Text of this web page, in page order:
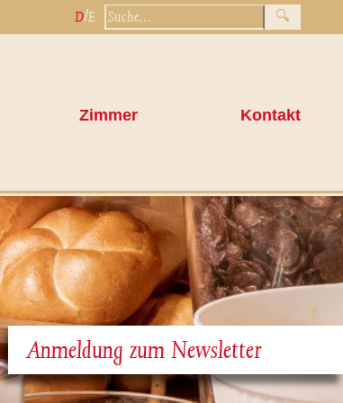
D/E
Zimmer Kontakt
Anmeldung zum Newsletter